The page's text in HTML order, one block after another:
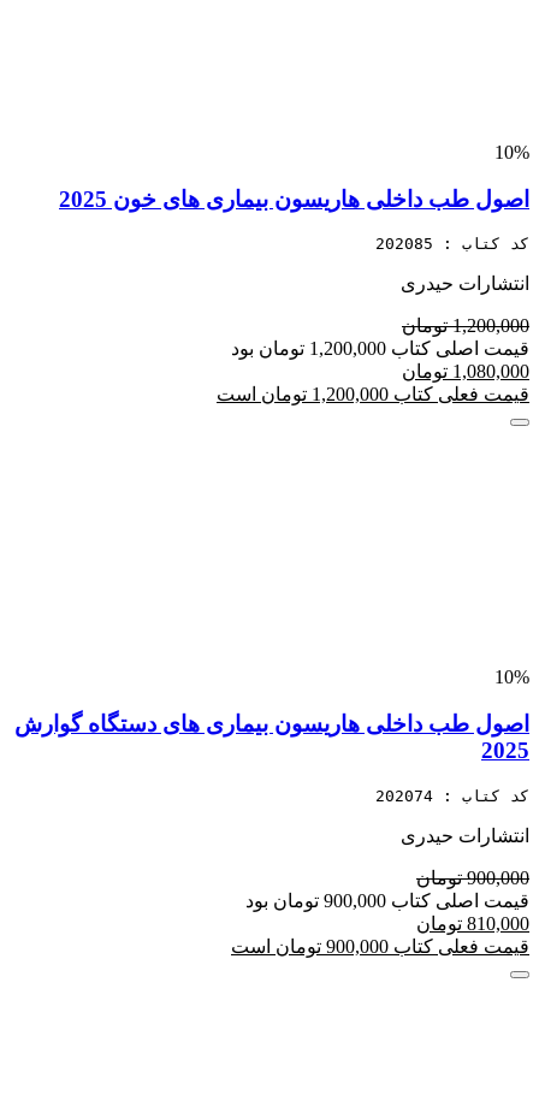
10%
اصول طب داخلی هاریسون بیماری های خون 2025
کد کتاب : 202085
انتشارات حیدری
1,200,000 تومان
قیمت اصلی کتاب 1,200,000 تومان بود
1,080,000 تومان
قیمت فعلی کتاب 1,200,000 تومان است
10%
اصول طب داخلی هاریسون بیماری های دستگاه گوارش
2025
کد کتاب : 202074
انتشارات حیدری
900,000 تومان
قیمت اصلی کتاب 900,000 تومان بود
810,000 تومان
قیمت فعلی کتاب 900,000 تومان است